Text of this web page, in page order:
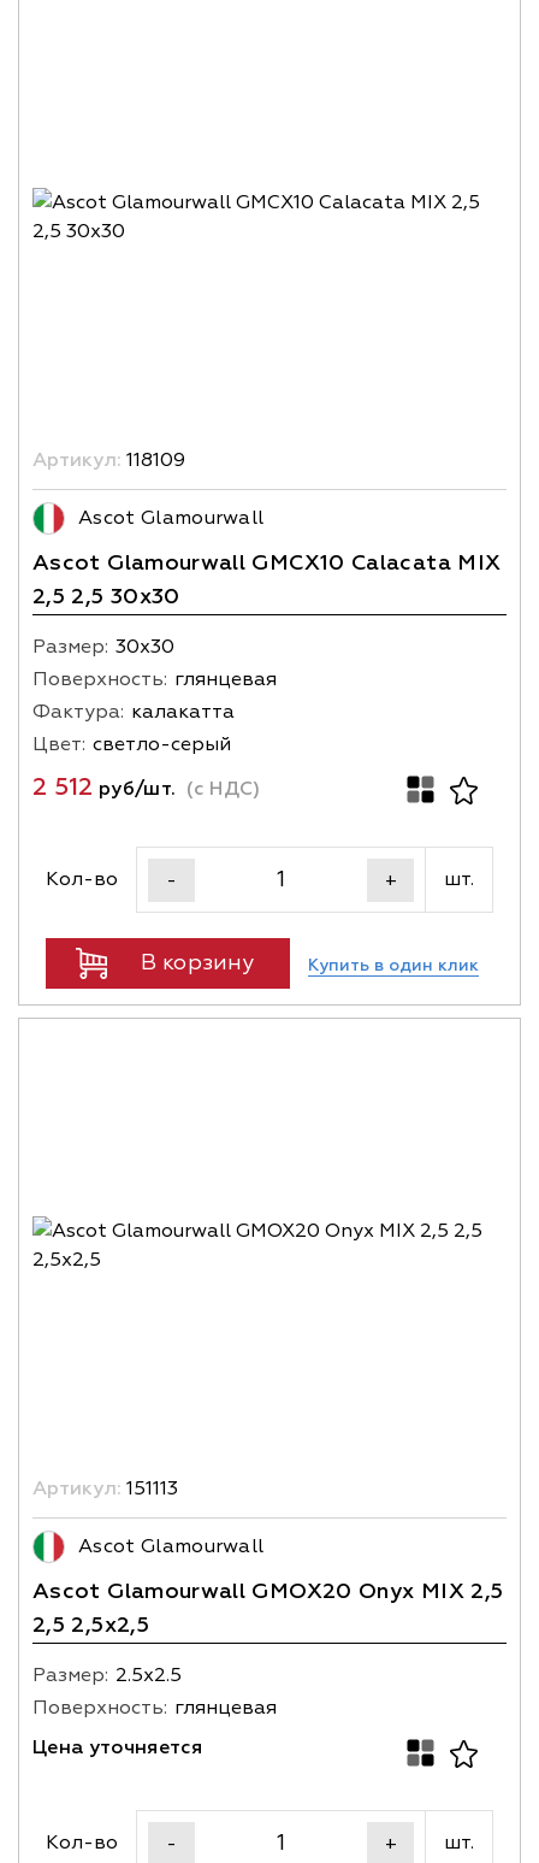
Артикул: 118109
Ascot Glamourwall
Ascot Glamourwall GMCX10 Calacata MIX
2,5 2,5 30x30
Размер: 30х30
Поверхность: глянцевая
Фактура: калакатта
Цвет: светло-серый
2 512 руб/шт. (с НДС)
Кол-во - + шт.
В корзину Купить в один клик
Артикул: 151113
Ascot Glamourwall
Ascot Glamourwall GMOX20 Onyx MIX 2,5
2,5 2,5x2,5
Размер: 2.5х2.5
Поверхность: глянцевая
Цена уточняется
Кол-во - + шт.